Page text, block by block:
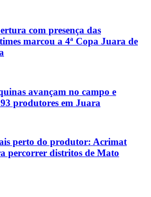
com presença das
marcou a 4ª Copa Juara de
avançam no campo e
produtores em Juara
perto do produtor: Acrimat
percorrer distritos de Mato